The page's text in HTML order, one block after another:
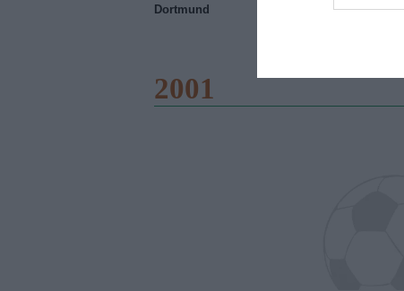
Dortmund
2001